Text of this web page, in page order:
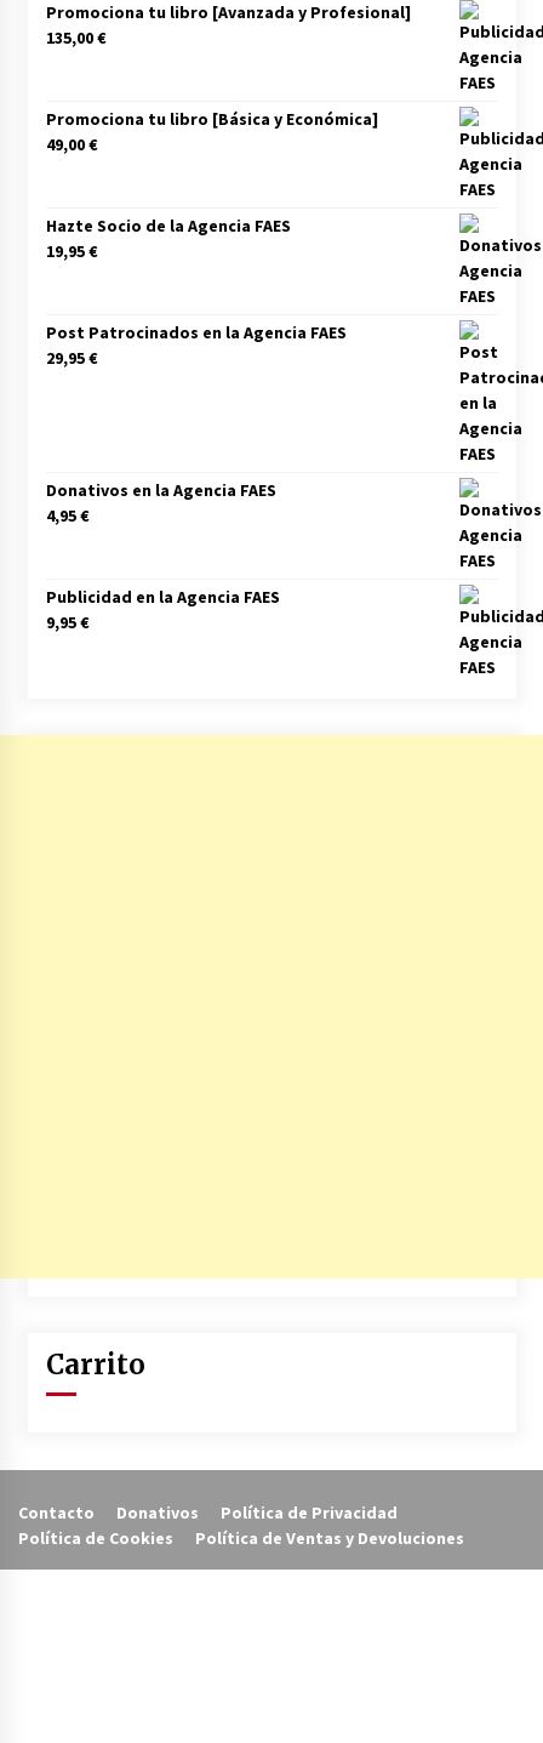
Promociona tu libro [Avanzada y Profesional]
135,00€
Promociona tu libro [Básica y Económica]
49,00€
Hazte Socio de la Agencia FAES
19,95€
Post Patrocinados en la Agencia FAES
29,95€
Donativos en la Agencia FAES
4,95€
Publicidad en la Agencia FAES
9,95€
Carrito
Contacto Donativos
Política de Privacidad
Política de Cookies
Política de Ventas y Devoluciones